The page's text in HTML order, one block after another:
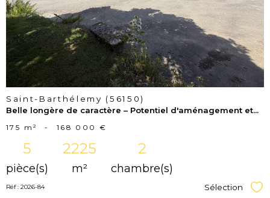
bien
Saint-Barthélemy (56150)
Belle longère de caractère – Potentiel d'aménagement et...
175 m² - 168 000 €
5
pièce(s)
2225
m²
2
chambre(s)
Réf : 2026-84 Sélection